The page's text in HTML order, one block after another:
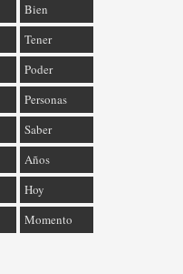
Bien
Tener
Poder
Personas
Saber
Años
Hoy
Momento